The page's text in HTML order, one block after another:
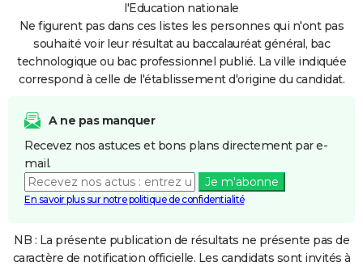
l'Education nationale
Ne figurent pas dans ces listes les personnes qui n'ont pas
souhaité voir leur résultat au baccalauréat général, bac
technologique ou bac professionnel publié. La ville indiquée
correspond à celle de l'établissement d'origine du candidat.
A ne pas manquer
Recevez nos astuces et bons plans directement par e-
mail.
Je m'abonne
En savoir plus sur notre politique de confidentialité
NB : La présente publication de résultats ne présente pas de
caractère de notification officielle. Les candidats sont invités à